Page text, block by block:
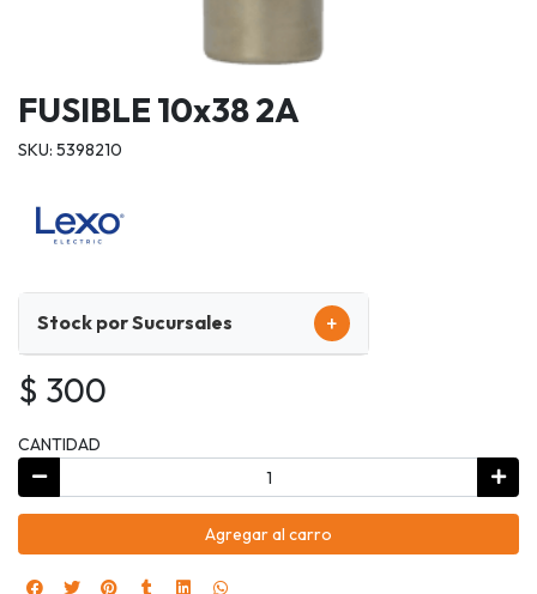
FUSIBLE 10x38 2A
SKU: 5398210
Stock por Sucursales +
$ 300
CANTIDAD
Agregar al carro